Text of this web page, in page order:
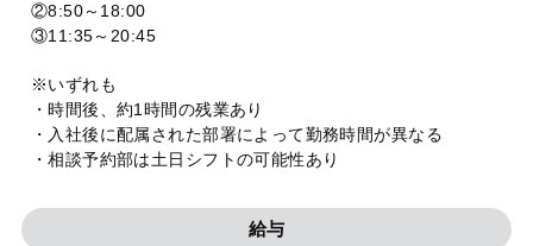
②8:50～18:00
③11:35～20:45
※いずれも
・時間後、約1時間の残業あり
・入社後に配属された部署によって勤務時間が異なる
・相談予約部は土日シフトの可能性あり
給与